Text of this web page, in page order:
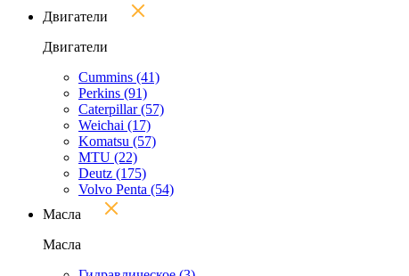
Двигатели
Двигатели
Cummins (41)
Perkins (91)
Caterpillar(57)
Weichai (17)
Komatsu (57)
MTU (22)
Deutz (175)
Volvo Penta (54)
Масла
Масла